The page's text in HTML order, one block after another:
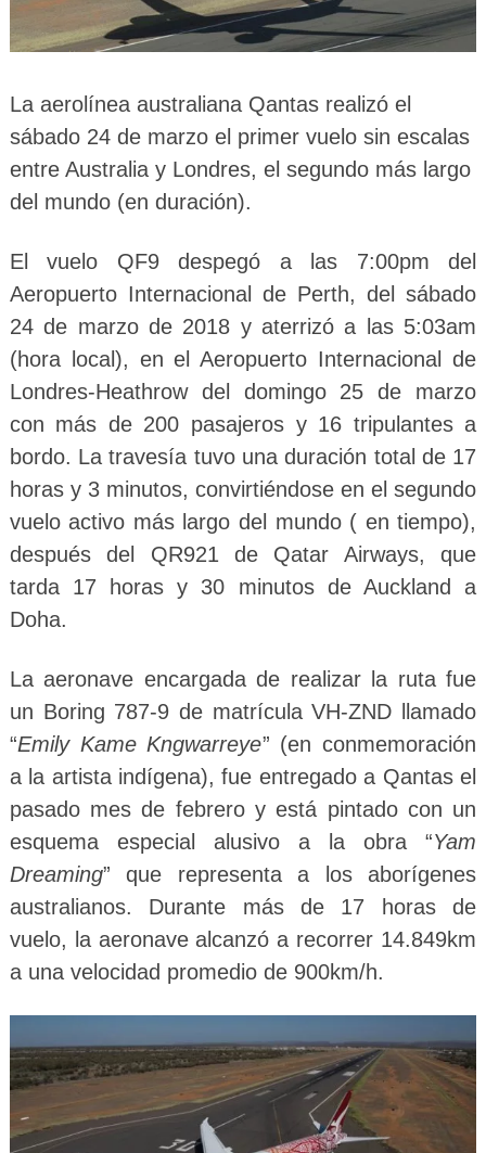
La aerolínea australiana Qantas realizó el
sábado 24 de marzo el primer vuelo sin escalas
entre Australia y Londres, el segundo más largo
del mundo (en duración).
El vuelo QF9 despegó a las 7:00pm del
Aeropuerto Internacional de Perth, del sábado
24 de marzo de 2018 y aterrizó a las 5:03am
(hora local), en el Aeropuerto Internacional de
Londres-Heathrow del domingo 25 de marzo
con más de 200 pasajeros y 16 tripulantes a
bordo. La travesía tuvo una duración total de 17
horas y 3 minutos, convirtiéndose en el segundo
vuelo activo más largo del mundo ( en tiempo),
después del QR921 de Qatar Airways, que
tarda 17 horas y 30 minutos de Auckland a
Doha.
La aeronave encargada de realizar la ruta fue
un Boring 787-9 de matrícula VH-ZND llamado
“Emily Kame Kngwarreye” (en conmemoración
a la artista indígena), fue entregado a Qantas el
pasado mes de febrero y está pintado con un
esquema especial alusivo a la obra “Yam
Dreaming” que representa a los aborígenes
australianos. Durante más de 17 horas de
vuelo, la aeronave alcanzó a recorrer 14.849km
a una velocidad promedio de 900km/h.